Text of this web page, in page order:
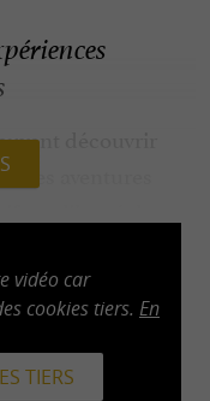
découvrir
des aventures
de loisir
pour enfants
vidéo car
cookies tiers. En
TIERS